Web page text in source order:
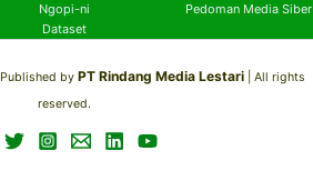
Ngopi-ni
Dataset
Pedoman Media Siber
Published by PT Rindang Media Lestari| All rights
reserved.